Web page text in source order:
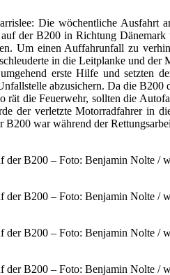
Die wöchentliche Ausfahrt
der B200 in Richtung
Um einen Auffahrunfall zu
in die Leitplanke und der
erste Hilfe und setzten
abzusichern. Da die B200
rät die Feuerwehr, sollten die
der verletzte Motorradfahrer in
B200 war während der
der B200 – Foto: Benjamin Nolte /
der B200 – Foto: Benjamin Nolte /
der B200 – Foto: Benjamin Nolte /
der B200 – Foto: Benjamin Nolte /